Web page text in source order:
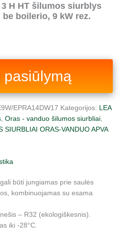
3 H HT šilumos siurblys
boilerio, 9 kW rez.
pasiūlymą
EPRA14DW17 Kategorijos:
LEA
Oras - vanduo šilumos siurbliai
SIURBLIAI ORAS-VANDUO APVA
būti jungiamas prie saulės
kombinuojamas su esama
– R32 (ekologiškesnis).
iki -28°C.